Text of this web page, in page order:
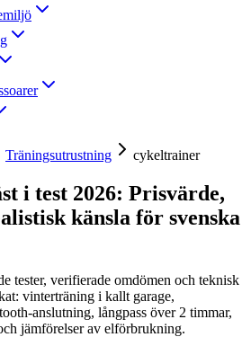
Träningsutrustning cykeltrainer
i test 2026: Prisvärde,
känsla för svenska
tester, verifierade omdömen och teknisk
vinterträning i kallt garage,
anslutning, långpass över 2 timmar,
jämförelser av elförbrukning.